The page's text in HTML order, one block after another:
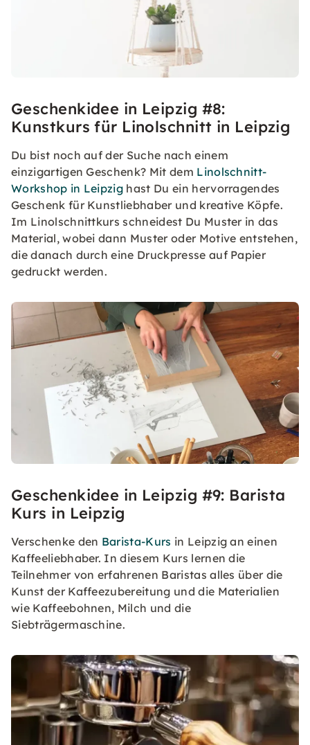
Geschenkidee in Leipzig #8:
Kunstkurs für Linolschnitt in Leipzig
Du bist noch auf der Suche nach einem
einzigartigen Geschenk? Mit dem Linolschnitt-
Workshop in Leipzig hast Du ein hervorragendes
Geschenk für Kunstliebhaber und kreative Köpfe.
Im Linolschnittkurs schneidest Du Muster in das
Material, wobei dann Muster oder Motive entstehen,
die danach durch eine Druckpresse auf Papier
gedruckt werden.
Geschenkidee in Leipzig #9: Barista
Kurs in Leipzig
Verschenke den Barista-Kurs in Leipzig an einen
Kaffeeliebhaber. In diesem Kurs lernen die
Teilnehmer von erfahrenen Baristas alles über die
Kunst der Kaffeezubereitung und die Materialien
wie Kaffeebohnen, Milch und die
Siebträgermaschine.